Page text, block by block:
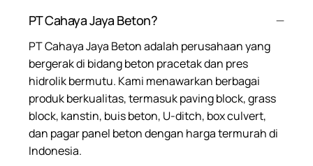
PT Cahaya Jaya Beton?
PT Cahaya Jaya Beton adalah perusahaan yang
bergerak di bidang beton pracetak dan pres
hidrolik bermutu. Kami menawarkan berbagai
produk berkualitas, termasuk paving block, grass
block, kanstin, buis beton, U-ditch, box culvert,
dan pagar panel beton dengan harga termurah di
Indonesia.